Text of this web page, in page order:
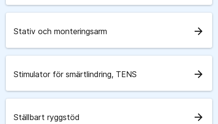
Stativ och monteringsarm arrow_forward
Stimulator för smärtlindring, TENS arrow_forward
Ställbart ryggstöd arrow_forward